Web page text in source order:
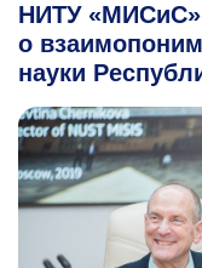
НИТУ
о
науки